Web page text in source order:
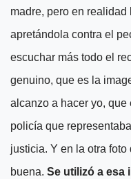
madre, pero en
apretándola contra el
escuchar más todo el
genuino, que es la
alcanzo a hacer yo,
policía que
justicia. Y en la otra
buena. Se utilizó a esa